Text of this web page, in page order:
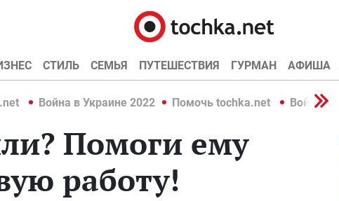
СТИЛЬ СЕМЬЯ ПУТЕШЕСТВИЯ ГУРМАН АФИША
Война в Украине 2022 Помочь tochka.net Война в
Помоги ему
работу!